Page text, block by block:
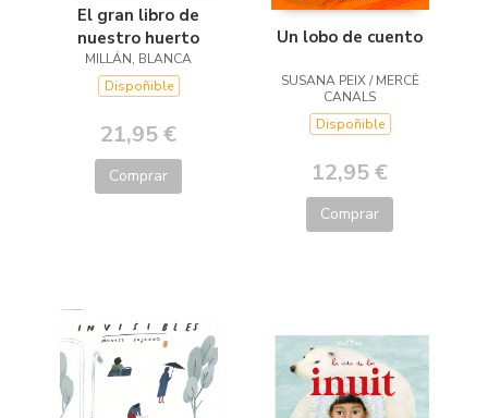
El gran libro de
nuestro huerto
MILLÁN, BLANCA
Dispoñible
21,95 €
Comprar
Un lobo de cuento
SUSANA PEIX / MERCÈ
CANALS
Dispoñible
12,95 €
Comprar